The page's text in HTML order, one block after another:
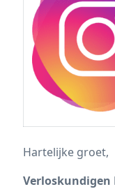
Hartelijke groet,
Verloskundigen